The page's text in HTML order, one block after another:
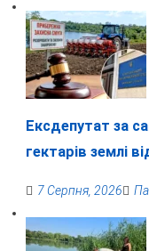
Ексдепутат за
гектарів землі
7 Серпня, 2026